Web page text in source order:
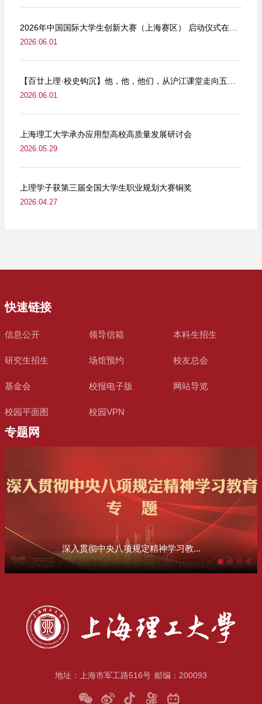
2026.06.01
2026.06.01
上海理工大学承办应用型高校高质量发展研讨会
2026.05.29
上理学子获第三届全国大学生职业规划大赛铜奖
2026.04.27
地址：上海市军工路516号 邮编：200093
快速链接
信息公开 领导信箱 本科生招生
研究生招生 场馆预约 校友总会
基金会 校报电子版 网站导览
校园平面图 校园VPN
专题网
深入贯彻中央八项规定精神学习教...